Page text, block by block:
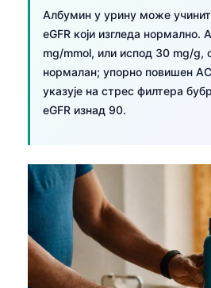
Албумин у урину може
eGFR који изгледа нормално.
mg/mmol, или испод 30 mg/g,
нормалан; упорно повишен
указује на стрес филтера
eGFR изнад 90.
Dansk
Nederlands
हिन्दी
Bahasa Indonesia
Հայերեն
Svenska
Bosanski
Azərbaycan dili
Eesti
日本語